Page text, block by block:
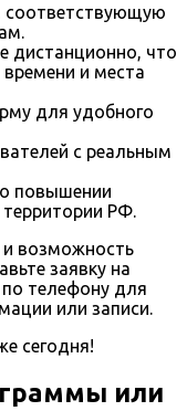
соответствующую
дистанционно, что
и места
для удобного
с реальным
повышении
РФ.
и возможность
заявку на
телефону для
или записи.
сегодня!
или